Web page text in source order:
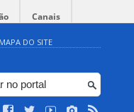
Canais
MAPA DO SITE